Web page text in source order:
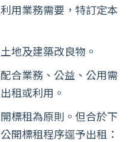
用業務需要，特訂定本
地及建築改良物。
合業務、公益、公用需
租或利用。
標租為原則。但合於下
開標租程序逕予出租：